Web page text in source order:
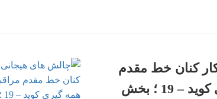
کنان خط مقدم
مراقبت بهداشتی در طول همه گیری کوید – 19 ؛ بخش